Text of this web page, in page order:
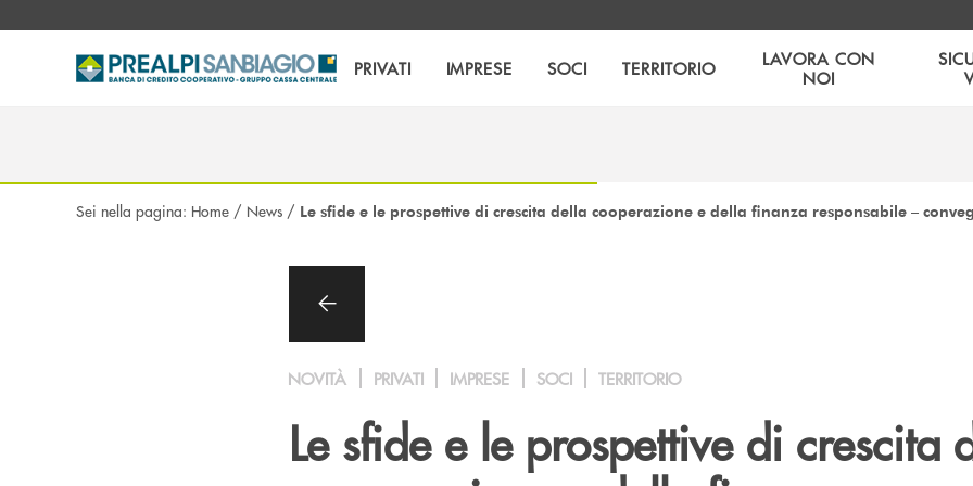
PRIVATI IMPRESE SOCI TERRITORIO
LAVORA CON
NOI
Sei nella pagina: Home / News / Le sfide e le prospettive di crescita della cooperazione e della finanza responsabile –
NOVITÀ PRIVATI IMPRESE SOCI TERRITORIO
Le sfide e le prospettive di crescita